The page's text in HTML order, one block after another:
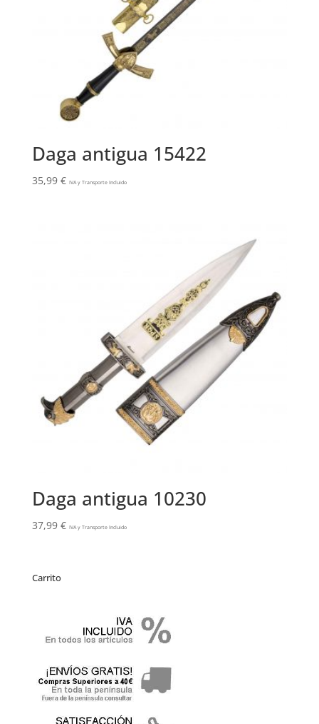
Daga antigua 15422
35,99 € IVA y Transporte Incluido
Daga antigua 10230
37,99 € IVA y Transporte Incluido
Carrito